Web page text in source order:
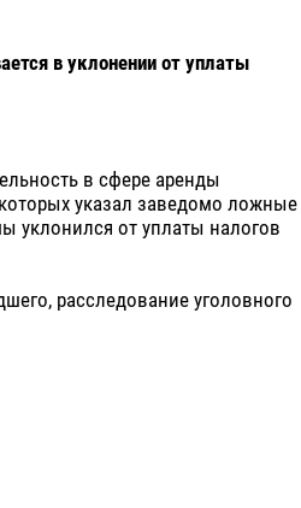
в уклонении от уплаты
в сфере аренды
указал заведомо ложные
уклонился от уплаты налогов
расследование уголовного